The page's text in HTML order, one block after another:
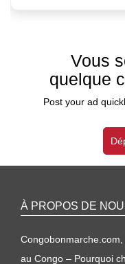
Vous
quelque
Post your ad
À PROPOS DE
au Congo – Pourquoi